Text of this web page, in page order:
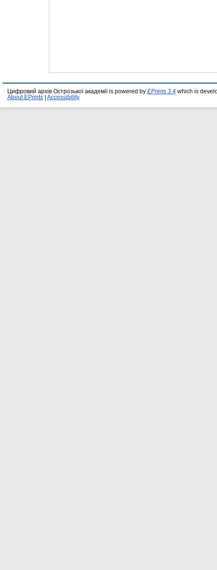
Цифровий архів Острозької академії is powered by EPrints 3.4 which is
About EPrints
Accessibility